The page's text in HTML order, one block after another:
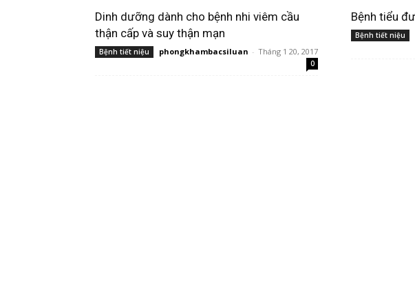
Dinh dưỡng dành cho bệnh nhi viêm cầu
thận cấp và suy thận mạn
Bệnh tiết niệu phongkhambacsiluan - Tháng 1 20, 2017
0
Bệnh tiểu
Bệnh tiết niệu